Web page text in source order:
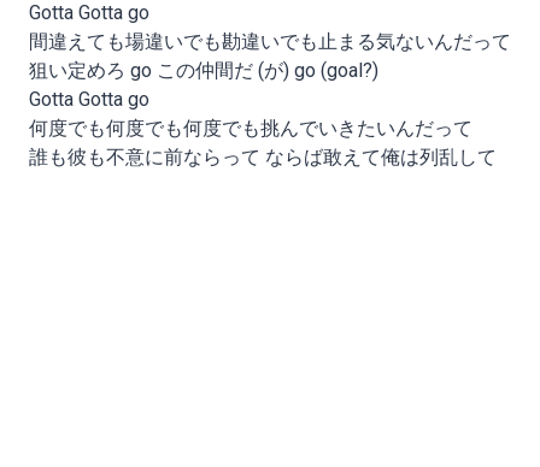
Gotta Gotta go
間違えても場違いでも勘違いでも止まる気ないんだって
狙い定めろ go この仲間だ (が) go (goal?)
Gotta Gotta go
何度でも何度でも何度でも挑んでいきたいんだって
誰も彼も不意に前ならって ならば敢えて俺は列乱して